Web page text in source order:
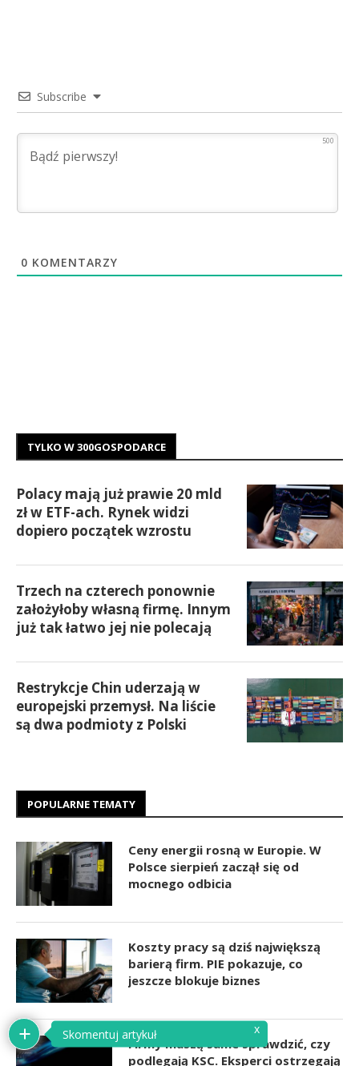
Subscribe
500
0 KOMENTARZY
TYLKO W 300GOSPODARCE
Polacy mają już prawie 20 mld
zł w ETF-ach. Rynek widzi
dopiero początek wzrostu
Trzech na czterech ponownie
założyłoby własną firmę. Innym
już tak łatwo jej nie polecają
Restrykcje Chin uderzają w
europejski przemysł. Na liście
są dwa podmioty z Polski
POPULARNE TEMATY
Ceny energii rosną w Europie. W
Polsce sierpień zaczął się od
mocnego odbicia
Koszty pracy są dziś największą
barierą firm. PIE pokazuje, co
jeszcze blokuje biznes
Firmy muszą same sprawdzić, czy
podlegają KSC. Eksperci ostrzegają
Skomentuj artykuł x